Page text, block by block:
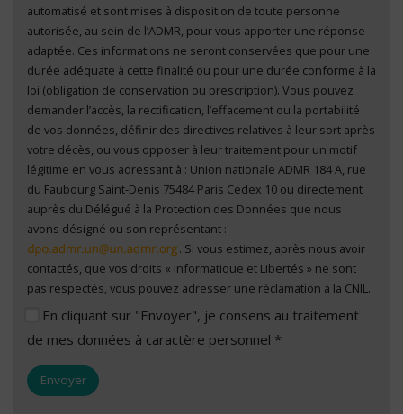
automatisé et sont mises à disposition de toute personne
autorisée, au sein de l’ADMR, pour vous apporter une réponse
adaptée. Ces informations ne seront conservées que pour une
durée adéquate à cette finalité ou pour une durée conforme à la
loi (obligation de conservation ou prescription). Vous pouvez
demander l’accès, la rectification, l’effacement ou la portabilité
de vos données, définir des directives relatives à leur sort après
votre décès, ou vous opposer à leur traitement pour un motif
légitime en vous adressant à : Union nationale ADMR 184 A, rue
du Faubourg Saint-Denis 75484 Paris Cedex 10 ou directement
auprès du Délégué à la Protection des Données que nous
avons désigné ou son représentant :
. Si vous estimez, après nous avoir
contactés, que vos droits « Informatique et Libertés » ne sont
pas respectés, vous pouvez adresser une réclamation à la CNIL.
En cliquant sur "Envoyer", je consens au traitement
de mes données à caractère personnel *